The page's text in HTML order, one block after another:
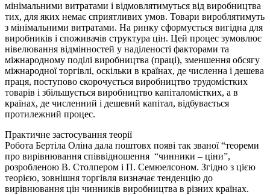
мінімальними витратами і відмовлятимуться від виробництва
тих, для яких немає сприятливих умов. Товари вироблятимуть
з мінімальними витратами. На ринку сформується вигідна для
виробників і споживачів структура цін. Цей процес зумовлює
нівелювання відмінностей у наділеності факторами та
міжнародному поділі виробництва (праці), зменшення обсягу
міжнародної торгівлі, оскільки в країнах, де численна і дешева
праця, поступово скорочується виробництво трудомістких
товарів і збільшується виробництво капіталомістких, а в
країнах, де численний і дешевий капітал, відбувається
протилежний процес.
Практичне застосування теорії
Робота Бертіла Оліна дала поштовх появі так званої “теореми
про вирівнювання співвідношення “чинники – ціни”,
розробленою В. Столпером і П. Семюелсоном. Згідно з цією
теорією, зовнішня торгівля визначає тенденцію до
вирівнювання цін чинників виробництва в різних країнах.